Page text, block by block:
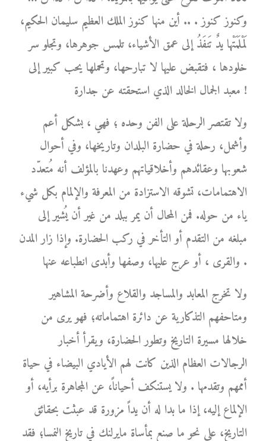
وكنوز كنوز . .. أين منها كنوز الملك العظيم سليمان الحكيم،
لَمْلَمَتْها يدٌ تَنفَذُ إلى عمق الأشياء، تلمس جوهرها، وتجلو سر
خلودها ، فتقبض عليها لا تبارحها، وتحملها يحب كبير إلى
معبد الجمال الخالد الذي استحقته عن جدارة !
ولا تقتصر الرحلة على الفن وحده ؛ فهي ، بشكل أعم
وأشمل، رحلة في حضارة البلدان وتاريخها، وفي أحوال
شعوبها وعقائدهم وأخلاقياتهم وعهدنا بالمؤلف أنه مُتعدّد
الاهتمامات، تشوقه الاستزادة من المعرفة والإلمام بكل شيء
ياء من حوله. فمن المحال أن يمر ببلد من غير أن يُشير إلى
مبلغه من التقدم أو التأخر في ركب الحضارة. وإذا زار المدن
والقرى ، أو عرج عليها، وصفها وأبدى انطباعه عنها .
ولا تخرج المعابد والمساجد والقلاع وأضرحة المشاهير
ومتاحفهم التذكارية عن دائرة اهتماماته؛ فهو يرى من
خلالها مسيرة التاريخ وتطور الحضارة، ويقرأ أخبار
الرجالات العظام الذين كانت لهم الأيادي البيضاء في حياة
أممهم وتقدمها . ولا يستنكف أحياناً، عن المجاهرة برأيه، أو
الإلماع إليه، إذا ما بدا له أن يداً مزورة قد عبثت بحقائق
التاريخ، على نحو ما صنع بمأساة مايرلنك في تاريخ النمسا؛ فقد